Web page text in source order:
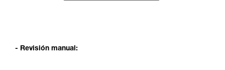
- Revisión manual: